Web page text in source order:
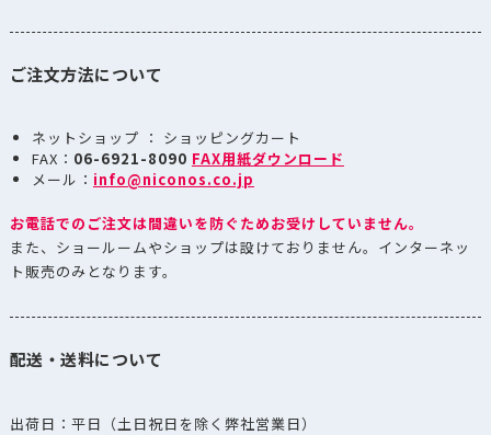
ご注文方法について
ネットショップ ： ショッピングカート
FAX： 06-6921-8090 FAX用紙ダウンロード
メール： info@niconos.co.jp
お電話でのご注文は間違いを防ぐためお受けしていません。
また、ショールームやショップは設けておりません。インターネッ
ト販売のみとなります。
配送・送料について
出荷日：平日（土日祝日を除く弊社営業日）